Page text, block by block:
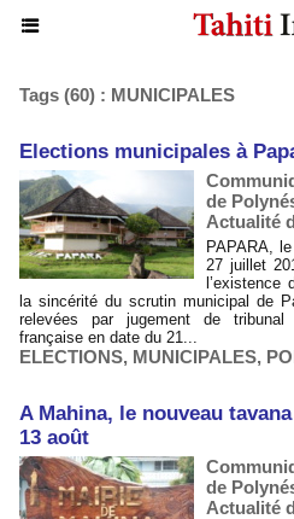
Tags (60) : MUNICIPALES
Elections municipales à
de
Actualité
PAPARA,
27 juillet
l’existence
la sincérité du scrutin municipal de
relevées par jugement de
française en date du 21...
ELECTIONS, MUNICIPALES,
A Mahina, le nouveau
13 août
de
Actualité